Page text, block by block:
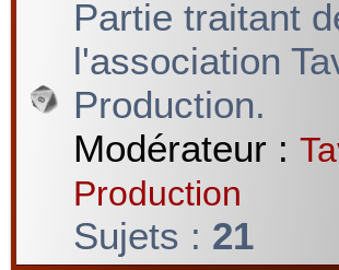
Partie traitant
l'association
Production.
Modérateur :
Production
Sujets : 21